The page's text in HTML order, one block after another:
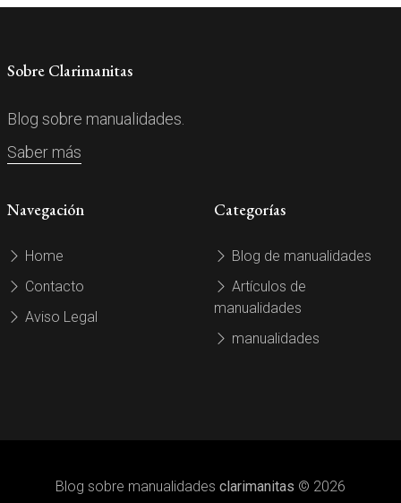
Sobre Clarimanitas
Blog sobre manualidades.
Saber más
Navegación
Home
Contacto
Aviso Legal
Categorías
Blog de manualidades
Artículos de
manualidades
manualidades
Blog sobre manualidades clarimanitas © 2026